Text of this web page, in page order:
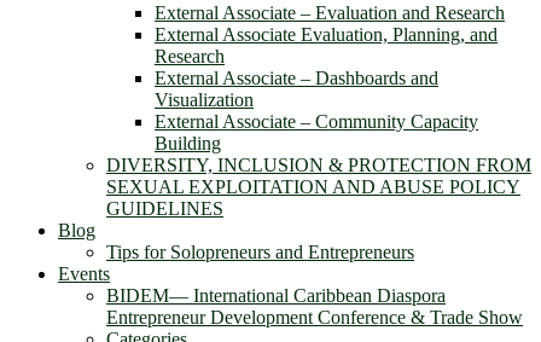
External Associate – Evaluation and Research
External Associate Evaluation, Planning, and
Research
External Associate – Dashboards and
Visualization
External Associate – Community Capacity
Building
DIVERSITY, INCLUSION & PROTECTION FROM
SEXUAL EXPLOITATION AND ABUSE POLICY
GUIDELINES
Blog
Tips for Solopreneurs and Entrepreneurs
Events
BIDEM― International Caribbean Diaspora
Entrepreneur Development Conference & Trade Show